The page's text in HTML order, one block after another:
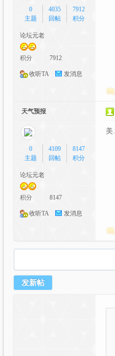
动
漫
0
主题
4035
回帖
7912
积分
论坛元老
积分 7912
收听TA 发消息
天气预报
0
主题
4109
回帖
8147
积分
论坛元老
积分 8147
收听TA 发消息
美
发新帖